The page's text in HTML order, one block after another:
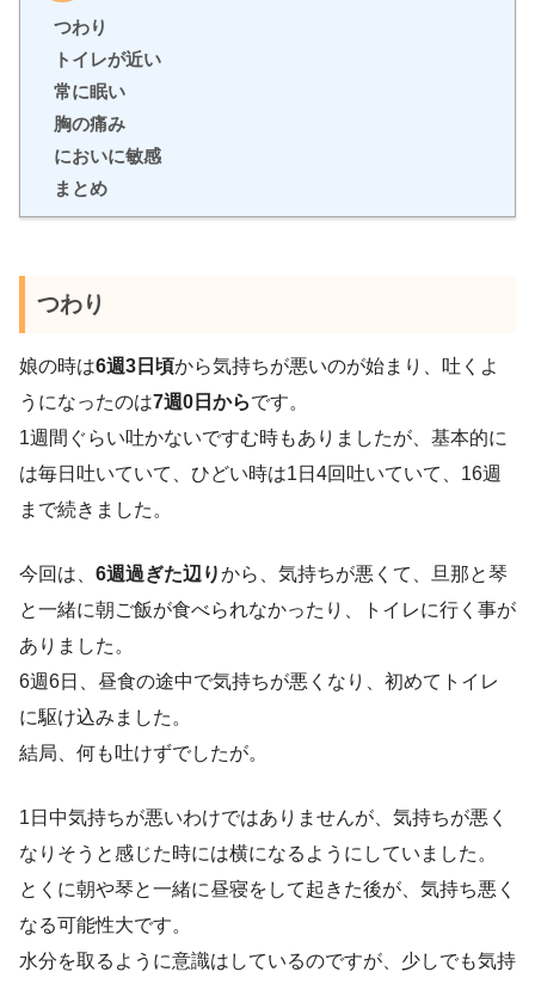
つわり
トイレが近い
常に眠い
胸の痛み
においに敏感
まとめ
つわり
娘の時は6週3日頃から気持ちが悪いのが始まり、吐くよ
うになったのは7週0日からです。
1週間ぐらい吐かないですむ時もありましたが、基本的に
は毎日吐いていて、ひどい時は1日4回吐いていて、16週
まで続きました。
今回は、 6週過ぎた辺りから、気持ちが悪くて、旦那と琴
と一緒に朝ご飯が食べられなかったり、トイレに行く事が
ありました。
6週6日、昼食の途中で気持ちが悪くなり、初めてトイレ
に駆け込みました。
結局、何も吐けずでしたが。
1日中気持ちが悪いわけではありませんが、気持ちが悪く
なりそうと感じた時には横になるようにしていました。
とくに朝や琴と一緒に昼寝をして起きた後が、気持ち悪く
なる可能性大です。
水分を取るように意識はしているのですが、少しでも気持